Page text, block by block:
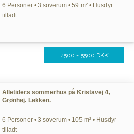
6 Personer • 3 soverum • 59 m² • Husdyr
tilladt
4500 - 5500 DKK
Alletiders sommerhus på Kristavej 4,
Grønhøj. Løkken.
6 Personer • 3 soverum • 105 m² • Husdyr
tilladt